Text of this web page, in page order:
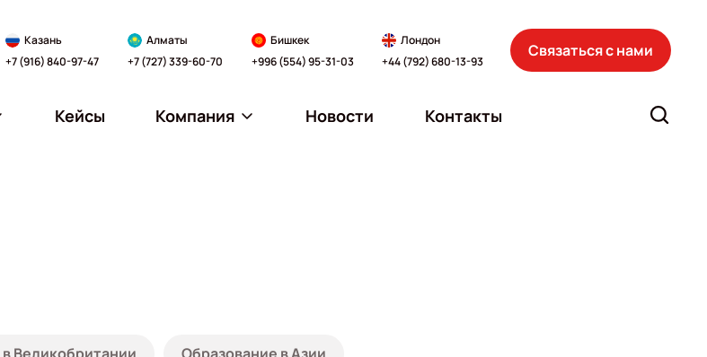
Казань
+7 (916) 840-97-47
Алматы
+7 (727) 339-60-70
Бишкек
+996 (554) 95-31-03
Лондон
+44 (792) 680-13-93
Связаться с нами
Кейсы Компания Новости Контакты